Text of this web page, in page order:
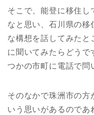
そこで、能登に移住し
なと思い、石川県の移
な構想を話してみたと
に聞いてみたらどうで
つかの市町に電話で問
そのなかで珠洲市の方
いう思いがあるのであ